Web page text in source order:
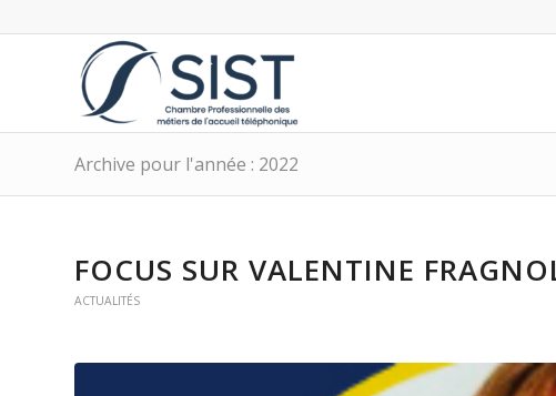
Archive pour l'année : 2022
FOCUS SUR VALENTINE
ACTUALITÉS